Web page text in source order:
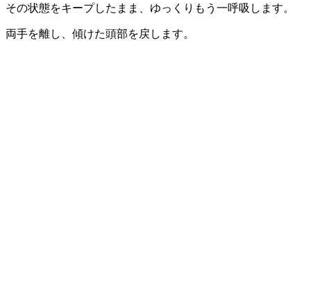
その状態をキープしたまま、ゆっくりもう一呼吸します。
両手を離し、傾けた頭部を戻します。